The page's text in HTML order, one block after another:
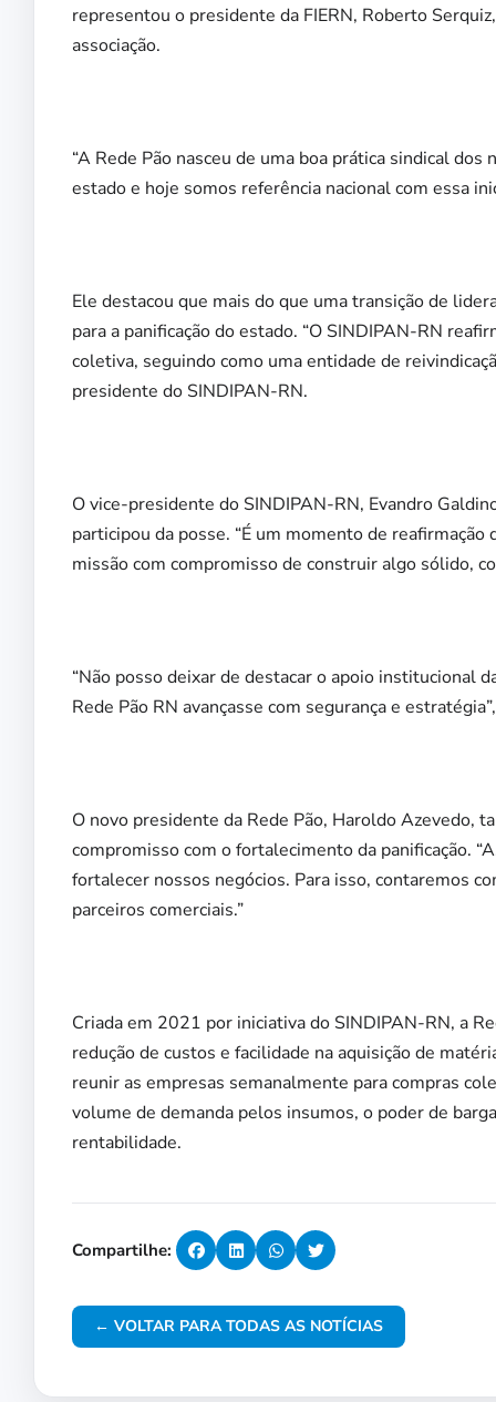
representou o presidente da FIERN, Roberto
associação.
“A Rede Pão nasceu de uma boa prática sindical
estado e hoje somos referência nacional com essa
Ele destacou que mais do que uma transição de
para a panificação do estado. “O SINDIPAN-RN
coletiva, seguindo como uma entidade de
presidente do SINDIPAN-RN.
O vice-presidente do SINDIPAN-RN, Evandro
participou da posse. “É um momento de
missão com compromisso de construir algo sólido,
“Não posso deixar de destacar o apoio institucional
Rede Pão RN avançasse com segurança e
O novo presidente da Rede Pão, Haroldo Azevedo,
compromisso com o fortalecimento da panificação.
fortalecer nossos negócios. Para isso, contaremos
parceiros comerciais.”
Criada em 2021 por iniciativa do SINDIPAN-RN, a
redução de custos e facilidade na aquisição de
reunir as empresas semanalmente para compras
volume de demanda pelos insumos, o poder de
rentabilidade.
Compartilhe:
← VOLTAR PARA TODAS AS NOTÍCIAS